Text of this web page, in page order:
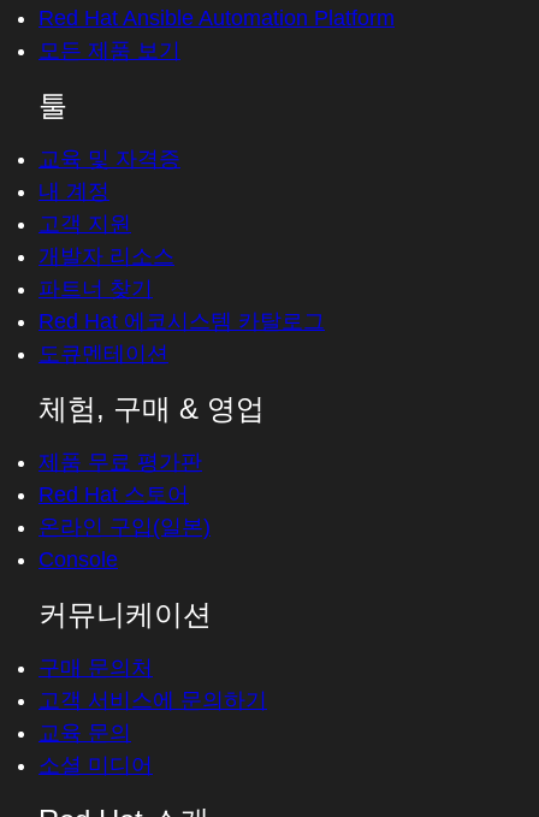
Red Hat Ansible Automation Platform
모든 제품 보기
툴
교육 및 자격증
내 계정
고객 지원
개발자 리소스
파트너 찾기
Red Hat 에코시스템 카탈로그
도큐멘테이션
체험, 구매 & 영업
제품 무료 평가판
Red Hat 스토어
온라인 구입(일본)
Console
커뮤니케이션
구매 문의처
고객 서비스에 문의하기
교육 문의
소셜 미디어